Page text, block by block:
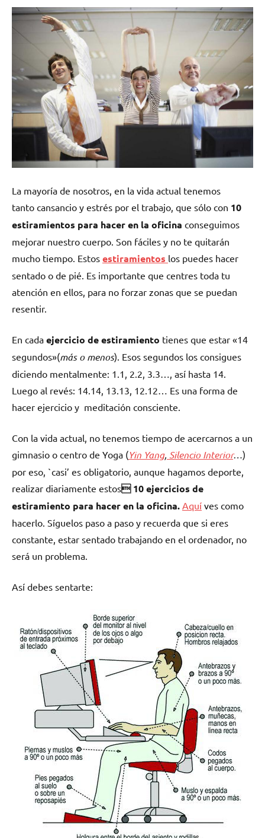
La mayoría de nosotros, en la vida actual tenemos
tanto cansancio y estrés por el trabajo, que sólo con 10
estiramientos para hacer en la oficina conseguimos
mejorar nuestro cuerpo. Son fáciles y no te quitarán
mucho tiempo. Estos estiramientos los puedes hacer
sentado o de pié. Es importante que centres toda tu
atención en ellos, para no forzar zonas que se puedan
resentir.
En cada ejercicio de estiramiento tienes que estar «14
segundos»(más o menos). Esos segundos los consigues
diciendo mentalmente: 1.1, 2.2, 3.3…, así hasta 14.
Luego al revés: 14.14, 13.13, 12.12… Es una forma de
hacer ejercicio y meditación consciente.
Con la vida actual, no tenemos tiempo de acercarnos a un
gimnasio o centro de Yoga (Yin Yang, Silencio Interior…)
por eso, `casi’ es obligatorio, aunque hagamos deporte,
realizar diariamente estos 10 ejercicios de
estiramiento para hacer en la oficina. Aquí ves como
hacerlo. Síguelos paso a paso y recuerda que si eres
constante, estar sentado trabajando en el ordenador, no
será un problema.
Así debes sentarte: